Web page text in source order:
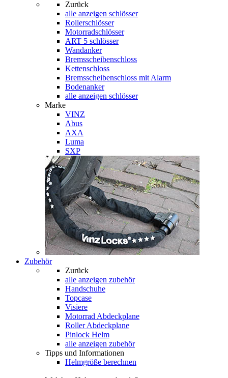
Zurück
alle anzeigen schlösser
Rollerschlösser
Motorradschlösser
ART 5 schlösser
Wandanker
Bremsscheibenschloss
Kettenschloss
Bremsscheibenschloss mit Alarm
Bodenanker
alle anzeigen schlösser
Marke
VINZ
Abus
AXA
Luma
SXP
Zubehör
Zurück
alle anzeigen zubehör
Handschuhe
Topcase
Visiere
Motorrad Abdeckplane
Roller Abdeckplane
Pinlock Helm
alle anzeigen zubehör
Tipps und Informationen
Helmgröße berechnen